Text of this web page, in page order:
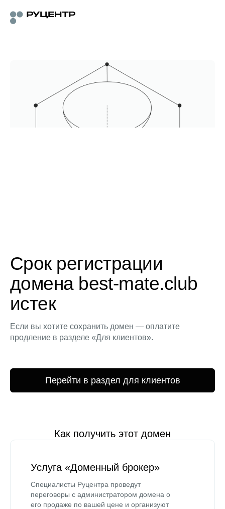
Срок регистрации
домена best-mate.club
истек
Если вы хотите сохранить домен — оплатите
продление в разделе «Для клиентов».
Перейти в раздел для клиентов
Как получить этот домен
Услуга «Доменный брокер»
Специалисты Руцентра проведут
переговоры с администратором домена о
его продаже по вашей цене и организуют